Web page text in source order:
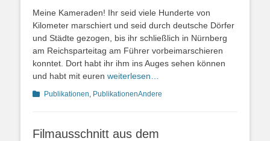
Meine Kameraden! Ihr seid viele Hunderte von
Kilometer marschiert und seid durch deutsche Dörfer
und Städte gezogen, bis ihr schließlich in Nürnberg
am Reichsparteitag am Führer vorbeimarschieren
konntet. Dort habt ihr ihm ins Auges sehen können
und habt mit euren weiterlesen…
Kategorien
Publikationen, PublikationenAndere
Filmausschnitt aus dem